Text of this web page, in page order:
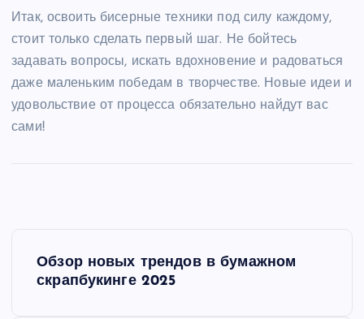
Итак, освоить бисерные техники под силу каждому,
стоит только сделать первый шаг. Не бойтесь
задавать вопросы, искать вдохновение и радоваться
даже маленьким победам в творчестве. Новые идеи и
удовольствие от процесса обязательно найдут вас
сами!
Обзор новых трендов в бумажном
скрапбукинге 2025